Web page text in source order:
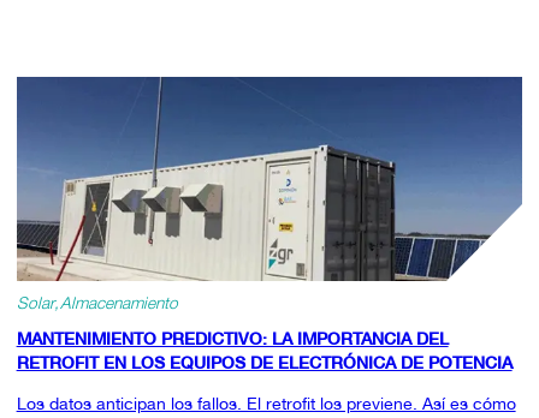
Solar Almacenamiento
MANTENIMIENTO PREDICTIVO: LA IMPORTANCIA DEL
RETROFIT EN LOS EQUIPOS DE ELECTRÓNICA DE POTENCIA
Los datos anticipan los fallos. El retrofit los previene. Así es cómo